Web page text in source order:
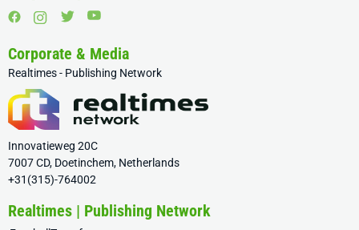
Corporate & Media
Realtimes - Publishing Network
Innovatieweg 20C
7007 CD, Doetinchem, Netherlands
+31(315)-764002
Realtimes | Publishing Network